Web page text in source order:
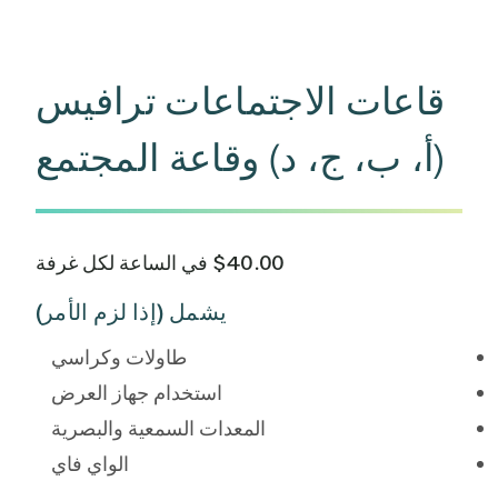
قاعات الاجتماعات ترافيس
(أ، ب، ج، د) وقاعة المجتمع
$40.00 في الساعة لكل غرفة
يشمل (إذا لزم الأمر)
طاولات وكراسي
استخدام جهاز العرض
المعدات السمعية والبصرية
الواي فاي